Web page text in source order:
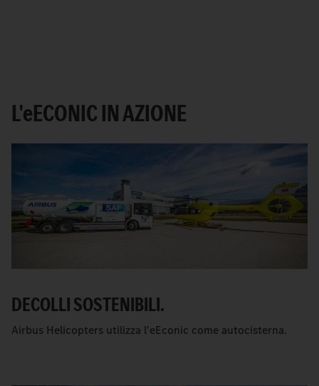
L'eECONIC IN AZIONE
DECOLLI SOSTENIBILI.
Airbus Helicopters utilizza l'eEconic come autocisterna.